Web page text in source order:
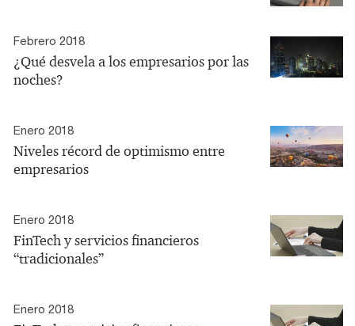
Febrero 2018
¿Qué desvela a los empresarios por las
noches?
Enero 2018
Niveles récord de optimismo entre
empresarios
Enero 2018
FinTech y servicios financieros
“tradicionales”
Enero 2018